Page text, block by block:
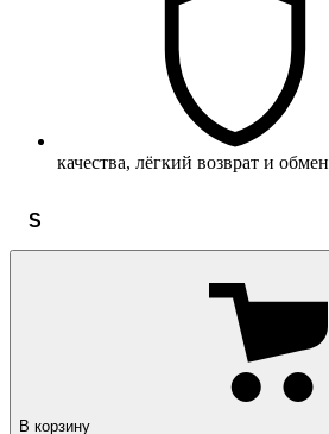
качества, лёгкий возврат и обмен
S
В корзину